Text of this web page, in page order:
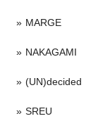
MARGE
NAKAGAMI
(UN)decided
SREU